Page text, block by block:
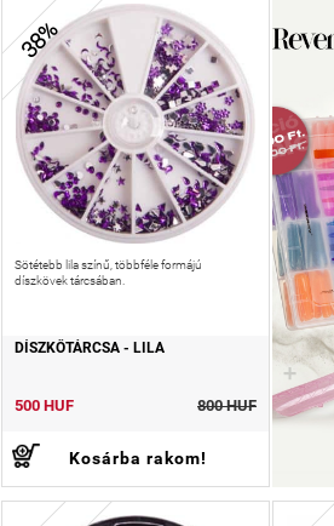
38%
Sötétebb lila színű, többféle formájú
díszkövek tárcsában.
DÍSZKŐTÁRCSA - LILA
500 HUF 800 HUF
Kosárba rakom!